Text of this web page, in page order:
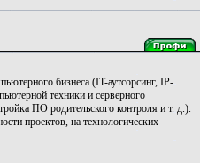
бизнеса (IT-аутсорсинг, IP-
техники и серверного
ПО родительского контроля и т. д.).
проектов, на технологических